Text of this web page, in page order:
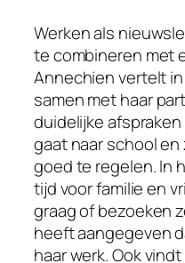
Werken als
te combineren met
Annechien vertelt
samen met haar
duidelijke
gaat naar school
goed te regelen. In
tijd voor familie en
graag of bezoeken
heeft aangegeven
haar werk. Ook